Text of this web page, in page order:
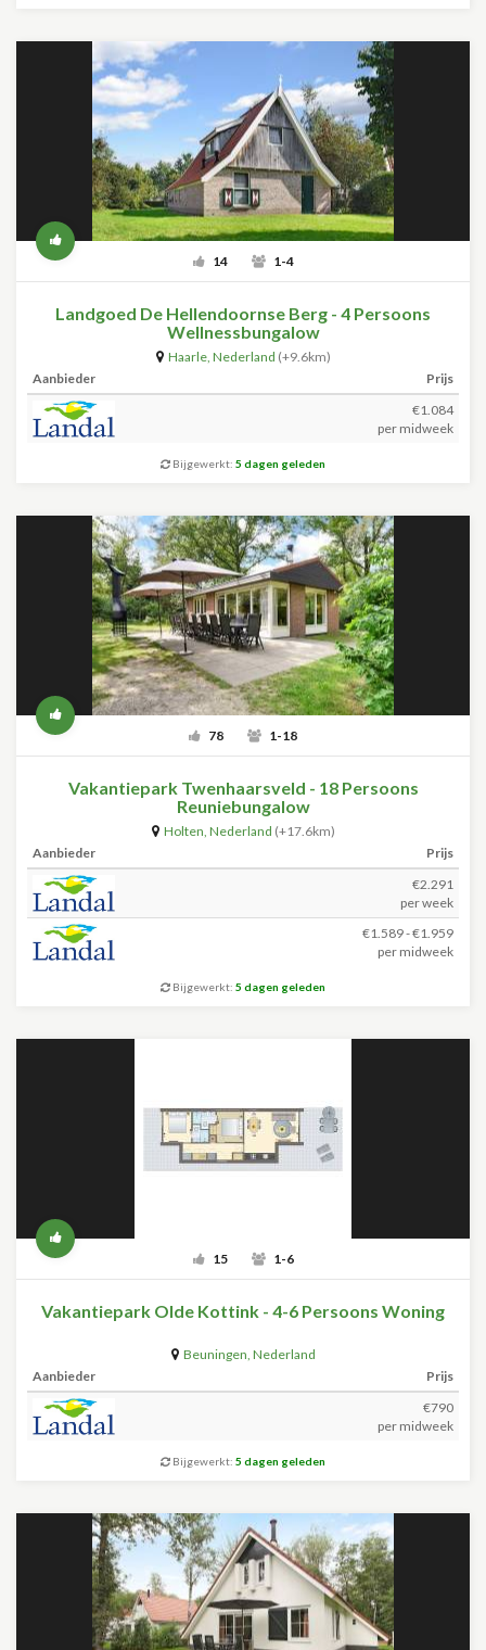
14 1-4
Landgoed De Hellendoornse Berg - 4 Persoons
Wellnessbungalow
Haarle, Nederland (+9.6km)
Aanbieder
Prijs
€1.084
per midweek
Bijgewerkt: 5 dagen geleden
78 1-18
Vakantiepark Twenhaarsveld - 18 Persoons
Reuniebungalow
Holten, Nederland (+17.6km)
Aanbieder
Prijs
€2.291
per week
€1.589 - €1.959
per midweek
Bijgewerkt: 5 dagen geleden
15 1-6
Vakantiepark Olde Kottink - 4-6 Persoons Woning
Beuningen, Nederland
Aanbieder
Prijs
€790
per midweek
Bijgewerkt: 5 dagen geleden